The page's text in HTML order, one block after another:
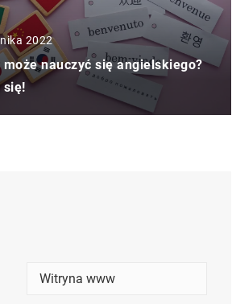
2022
może nauczyć się angielskiego?
się!